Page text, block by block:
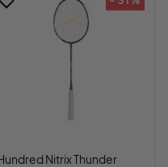
Nitrix Thunder